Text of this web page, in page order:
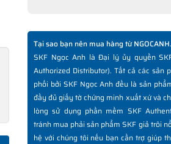
Tại sao bạn nên mua hàng từ
SKF Ngọc Anh là Đại lý ủy quyền
Authorized Distributor). Tất cả các sản
phối bởi SKF Ngọc Anh đều là sản
đầy đủ giấy tờ chứng minh xuất xứ và
lòng sử dụng phần mềm SKF
tránh mua phải sản phẩm SKF giả trôi
hệ với chúng tôi nếu bạn cần trợ giúp